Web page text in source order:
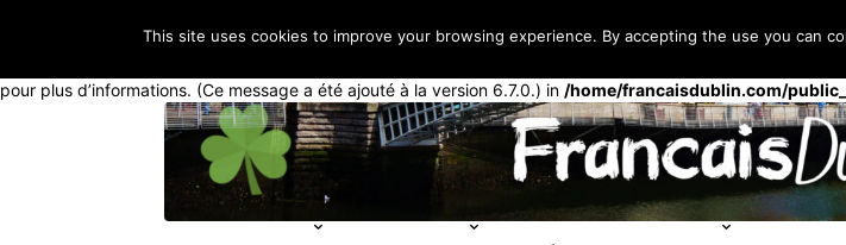
: La fonction _load_textdomain_just_in_time a été appelée de façonincorrecte. Le chargement de la
pour plus d’informations. (Ce message a été ajouté à la version 6.7.0.) in /home/francaisdublin.com/
This site uses cookies to improve your browsing experience. By accepting the use you can